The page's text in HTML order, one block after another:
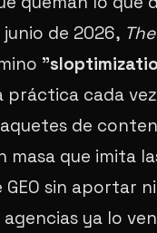
de 2026,
práctica cada
de
masa que imita
sin aportar
agencias ya lo